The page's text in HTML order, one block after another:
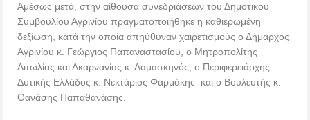
Αμέσως μετά, στην αίθουσα συνεδριάσεων του Δημοτικού
Συμβουλίου Αγρινίου πραγματοποιήθηκε η καθιερωμένη
δεξίωση, κατά την οποία απηύθυναν χαιρετισμούς ο Δήμαρχος
Αγρινίου κ. Γεώργιος Παπαναστασίου, ο Μητροπολίτης
Αιτωλίας και Ακαρνανίας κ. Δαμασκηνός, ο Περιφερειάρχης
Δυτικής Ελλάδος κ. Νεκτάριος Φαρμάκης και ο Βουλευτής κ.
Θανάσης Παπαθανάσης.